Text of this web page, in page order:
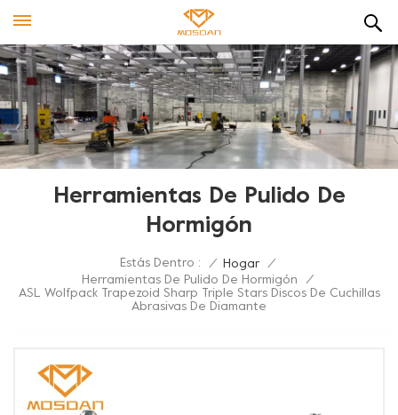
Herramientas De Pulido De
Hormigón
Estás Dentro : / Hogar
/
Herramientas De Pulido De Hormigón
/
ASL Wolfpack Trapezoid Sharp Triple Stars Discos De Cuchillas
Abrasivas De Diamante